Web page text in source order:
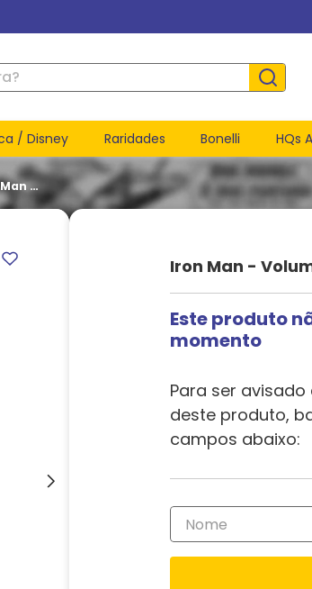
/ Disney Raridades Bonelli HQs
-
1 #
Iron Man -
Este produto
momento
Para ser
deste produto,
campos abaixo: